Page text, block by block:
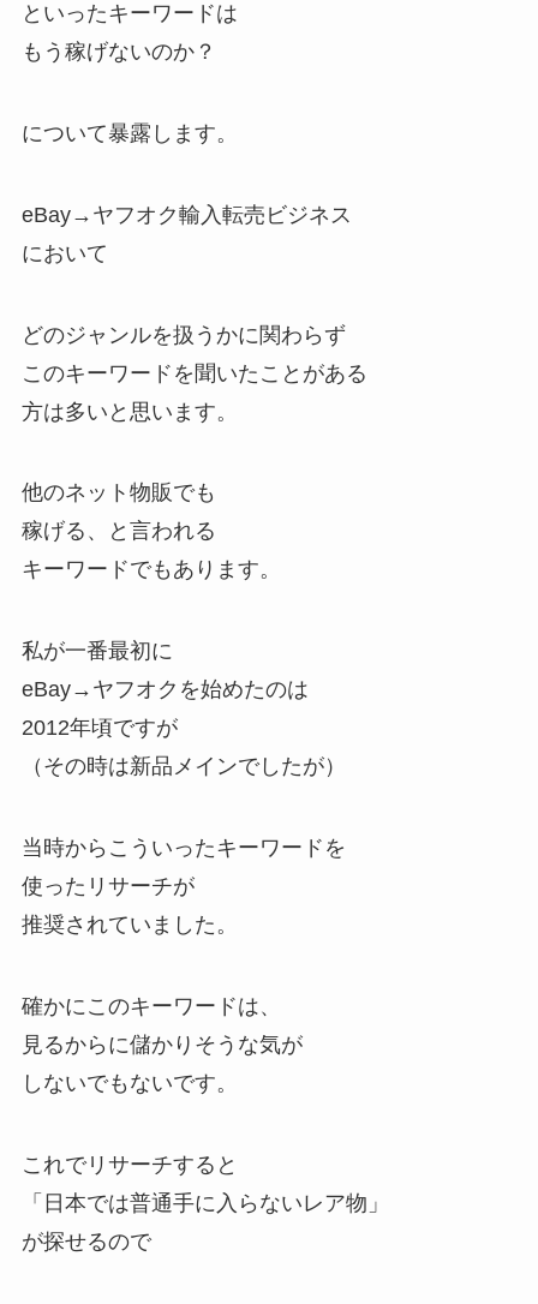
といったキーワードは
もう稼げないのか？
について暴露します。
eBay→ヤフオク輸入転売ビジネス
において
どのジャンルを扱うかに関わらず
このキーワードを聞いたことがある
方は多いと思います。
他のネット物販でも
稼げる、と言われる
キーワードでもあります。
私が一番最初に
eBay→ヤフオクを始めたのは
2012年頃ですが
（その時は新品メインでしたが）
当時からこういったキーワードを
使ったリサーチが
推奨されていました。
確かにこのキーワードは、
見るからに儲かりそうな気が
しないでもないです。
これでリサーチすると
「日本では普通手に入らないレア物」
が探せるので